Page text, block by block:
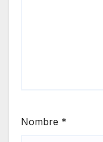
Nombre *